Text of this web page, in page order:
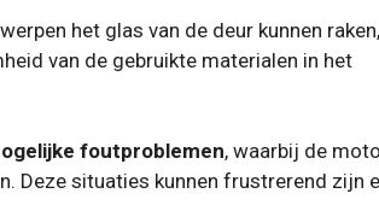
het glas van de deur kunnen raken,
van de gebruikte materialen in het
foutproblemen, waarbij de
Deze situaties kunnen frustrerend zijn